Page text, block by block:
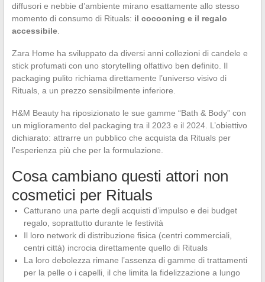
diffusori e nebbie d’ambiente mirano esattamente allo stesso
momento di consumo di Rituals: il cocooning e il regalo
accessibile.
Zara Home ha sviluppato da diversi anni collezioni di candele e
stick profumati con uno storytelling olfattivo ben definito. Il
packaging pulito richiama direttamente l’universo visivo di
Rituals, a un prezzo sensibilmente inferiore.
H&M Beauty ha riposizionato le sue gamme “Bath & Body” con
un miglioramento del packaging tra il 2023 e il 2024. L’obiettivo
dichiarato: attrarre un pubblico che acquista da Rituals per
l’esperienza più che per la formulazione.
Cosa cambiano questi attori non
cosmetici per Rituals
Catturano una parte degli acquisti d’impulso e dei budget
regalo, soprattutto durante le festività
Il loro network di distribuzione fisica (centri commerciali,
centri città) incrocia direttamente quello di Rituals
La loro debolezza rimane l’assenza di gamme di trattamenti
per la pelle o i capelli, il che limita la fidelizzazione a lungo